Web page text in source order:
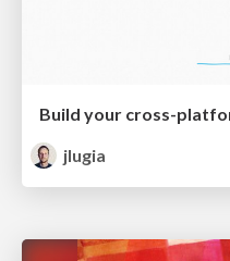
jlugia